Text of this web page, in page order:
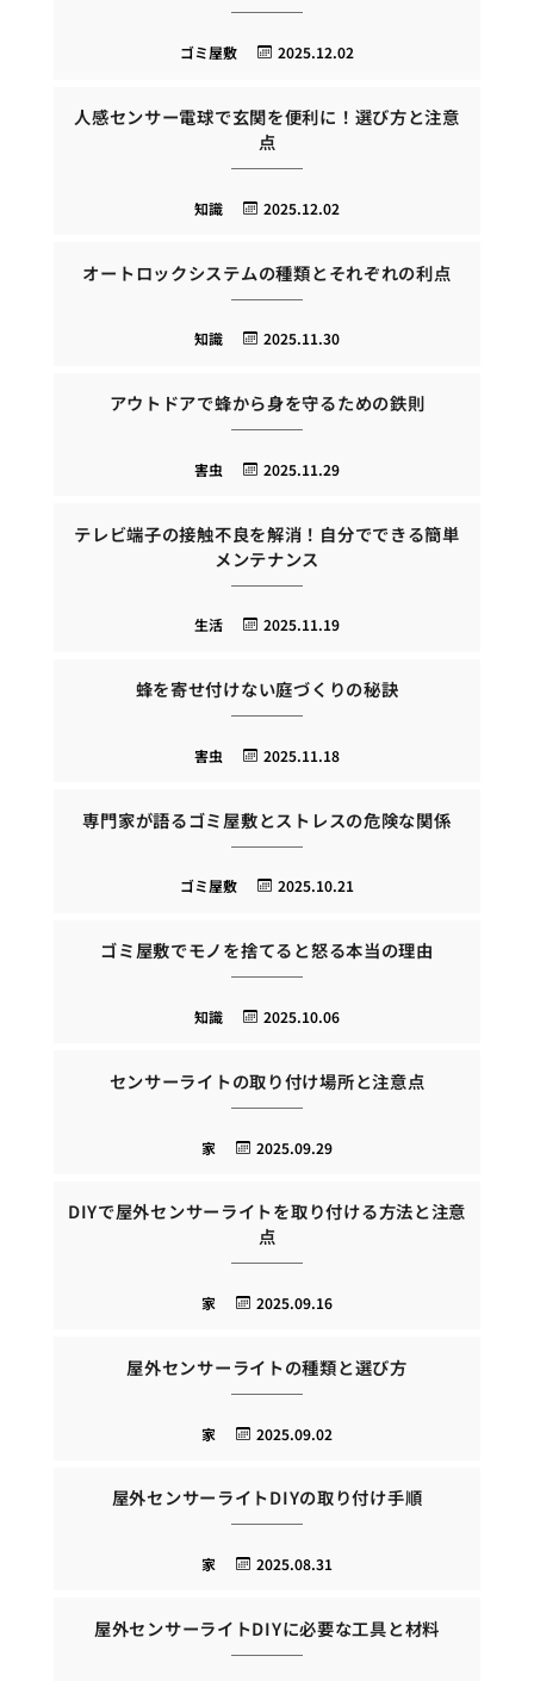
2025.12.02
ゴミ屋敷
人感センサー電球で玄関を便利に！選び方と注意
点
2025.12.02
知識
オートロックシステムの種類とそれぞれの利点
2025.11.30
知識
アウトドアで蜂から身を守るための鉄則
2025.11.29
害虫
テレビ端子の接触不良を解消！自分でできる簡単
メンテナンス
2025.11.19
生活
蜂を寄せ付けない庭づくりの秘訣
2025.11.18
害虫
専門家が語るゴミ屋敷とストレスの危険な関係
2025.10.21
ゴミ屋敷
ゴミ屋敷でモノを捨てると怒る本当の理由
2025.10.06
知識
センサーライトの取り付け場所と注意点
2025.09.29
家
DIYで屋外センサーライトを取り付ける方法と注意
点
2025.09.16
家
屋外センサーライトの種類と選び方
2025.09.02
家
屋外センサーライトDIYの取り付け手順
2025.08.31
家
屋外センサーライトDIYに必要な工具と材料